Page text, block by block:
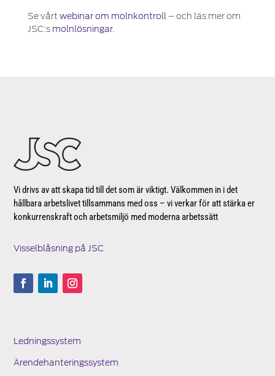
Se vårt webinar om molnkontroll
– och läs mer om
JSC:s molnlösningar.
Vi drivs av att skapa tid till det som är viktigt. Välkommen in i det
hållbara arbetslivet tillsammans med oss – vi verkar för att stärka er
konkurrenskraft och arbetsmiljö med moderna arbetssätt
Visselblåsning på JSC
Ledningssystem
Ärendehanteringssystem